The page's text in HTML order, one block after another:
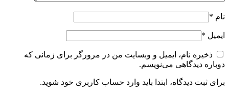
نام *
ایمیل *
ذخیره نام، ایمیل و وبسایت من در مرورگر برای زمانی که
دوباره دیدگاهی می‌نویسم.
برای ثبت دیدگاه، ابتدا باید وارد حساب کاربری خود شوید.